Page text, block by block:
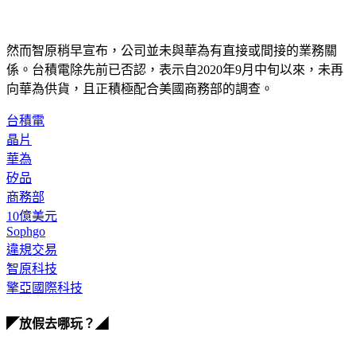
然而智原稍早宣布，公司並未與華為有直接或間接的業務關
係。台積電除先前已否認，表示自2020年9月中旬以來，未再
向華為供貨，且正積極配合美國商務部的調查。
台積電
晶片
華為
矽品
商務部
10億美元
Sophgo
違規交易
智原科技
擎亞國際科技
◤放假去哪玩？◢